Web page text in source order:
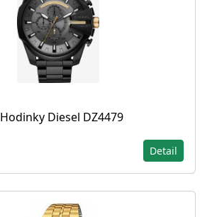
Hodinky Diesel DZ4479
Detail